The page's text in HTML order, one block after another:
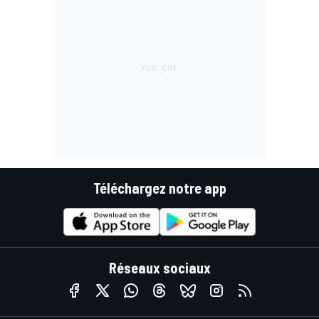
Téléchargez notre app
Réseaux sociaux